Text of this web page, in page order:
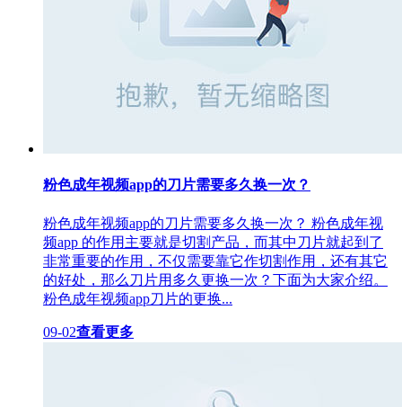
粉色成年视频app的刀片需要多久换一次？
粉色成年视频app的刀片需要多久换一次？ 粉色成年视
频app 的作用主要就是切割产品，而其中刀片就起到了
非常重要的作用，不仅需要靠它作切割作用，还有其它
的好处，那么刀片用多久更换一次？下面为大家介绍。
粉色成年视频app刀片的更换...
09-02查看更多